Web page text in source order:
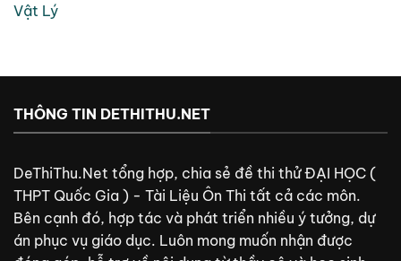
Vật Lý
THÔNG TIN DETHITHU.NET
DeThiThu.Net tổng hợp, chia sẻ đề thi thử ĐẠI HỌC (
THPT Quốc Gia ) - Tài Liệu Ôn Thi tất cả các môn.
Bên cạnh đó, hợp tác và phát triển nhiều ý tưởng, dự
án phục vụ giáo dục. Luôn mong muốn nhận được